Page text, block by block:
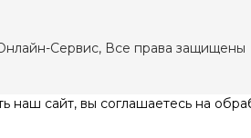
Сервис, Все права защищены
наш сайт, вы соглашаетесь на